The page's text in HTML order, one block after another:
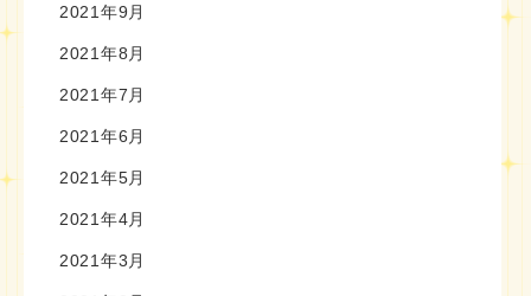
2021年9月
2021年8月
2021年7月
2021年6月
2021年5月
2021年4月
2021年3月